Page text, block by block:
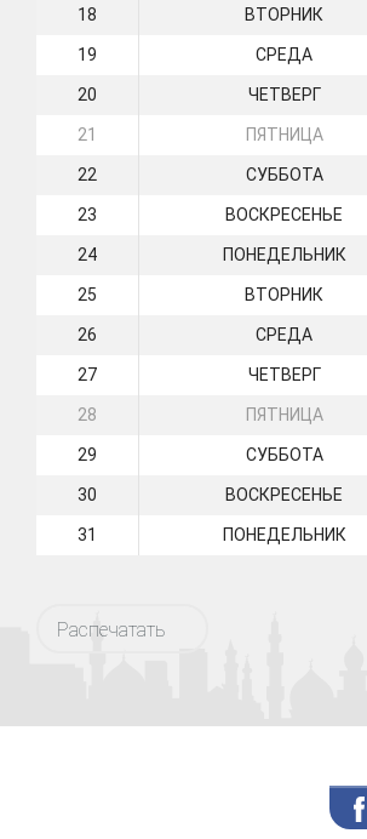
18 ВТОРНИК
19 СРЕДА
20 ЧЕТВЕРГ
21 ПЯТНИЦА
22 СУББОТА
23 ВОСКРЕСЕНЬЕ
24 ПОНЕДЕЛЬНИК
25 ВТОРНИК
26 СРЕДА
27 ЧЕТВЕРГ
28 ПЯТНИЦА
29 СУББОТА
30 ВОСКРЕСЕНЬЕ
31 ПОНЕДЕЛЬНИК
Распечатать